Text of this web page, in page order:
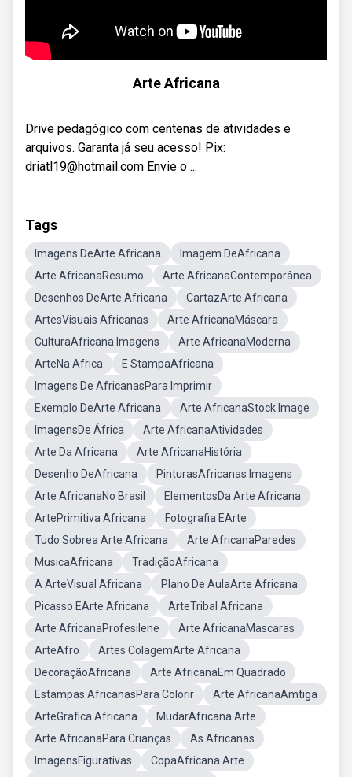
Arte Africana
Drive pedagógico com centenas de atividades e
arquivos. Garanta já seu acesso! Pix:
driatl19@hotmail.com Envie o ...
Tags
Imagens DeArte Africana
Imagem DeAfricana
Arte AfricanaResumo
Arte AfricanaContemporânea
Desenhos DeArte Africana
CartazArte Africana
ArtesVisuais Africanas
Arte AfricanaMáscara
CulturaAfricana Imagens
Arte AfricanaModerna
ArteNa Africa
E StampaAfricana
Imagens De AfricanasPara Imprimir
Exemplo DeArte Africana
Arte AfricanaStock Image
ImagensDe África
Arte AfricanaAtividades
Arte Da Africana
Arte AfricanaHistória
Desenho DeAfricana
PinturasAfricanas Imagens
Arte AfricanaNo Brasil
ElementosDa Arte Africana
ArtePrimitiva Africana
Fotografia EArte
Tudo Sobrea Arte Africana
Arte AfricanaParedes
MusicaAfricana
TradiçãoAfricana
A ArteVisual Africana
Plano De AulaArte Africana
Picasso EArte Africana
ArteTribal Africana
Arte AfricanaProfesilene
Arte AfricanaMascaras
ArteAfro
Artes ColagemArte Africana
DecoraçãoAfricana
Arte AfricanaEm Quadrado
Estampas AfricanasPara Colorir
Arte AfricanaAmtiga
ArteGrafica Africana
MudarAfricana Arte
Arte AfricanaPara Crianças
As Africanas
ImagensFigurativas
CopaAfricana Arte